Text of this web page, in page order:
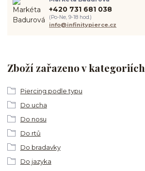
Zboží zařazeno v kategoriích
Piercing podle typu
Do ucha
Do nosu
Do rtů
Do bradavky
Do jazyka
+420 731 681 038
(Po-Ne, 9-18 hod.)
info@infinitypierce.cz